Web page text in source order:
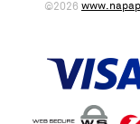
©2026